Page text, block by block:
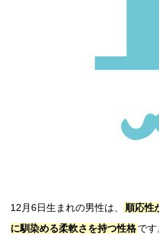
12月6日生まれの男性は、
順応性
に馴染める柔軟さを持つ性格です